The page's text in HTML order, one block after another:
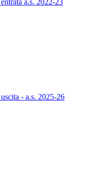
a.s. 2022-23
- a.s. 2025-26